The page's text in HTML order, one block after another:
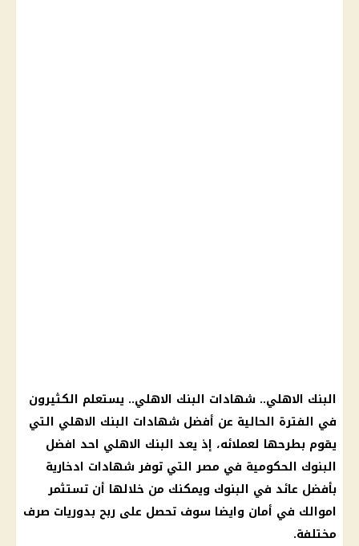
البنك الاهلي.. شهادات البنك الاهلي.. يستعلم الكثيرون
في الفترة الحالية عن أفضل شهادات البنك الاهلي التي
يقوم بطرحها لعملائه، إذ يعد البنك الاهلي احد افضل
البنوك الحكومية في مصر التي توفرشهادات ادخارية
بأفضل عائد في البنوك ويمكنك من خلالها أن تستثمر
اموالك في أمان وايضا سوف تحصل على ربح بدوريات صرف
مختلفة.